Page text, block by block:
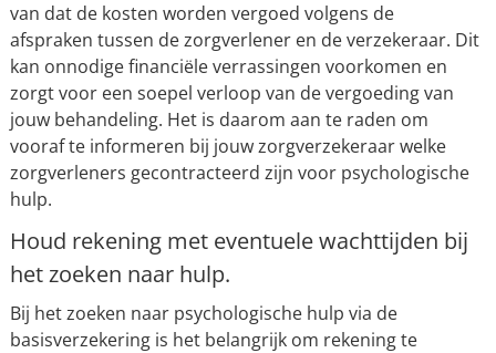
van dat de kosten worden vergoed volgens de
afspraken tussen de zorgverlener en de verzekeraar. Dit
kan onnodige financiële verrassingen voorkomen en
zorgt voor een soepel verloop van de vergoeding van
jouw behandeling. Het is daarom aan te raden om
vooraf te informeren bij jouw zorgverzekeraar welke
zorgverleners gecontracteerd zijn voor psychologische
hulp.
Houd rekening met eventuele wachttijden bij
het zoeken naar hulp.
Bij het zoeken naar psychologische hulp via de
basisverzekering is het belangrijk om rekening te